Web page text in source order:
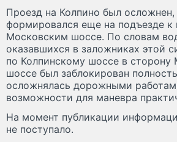
Проезд на Колпино был осложнен,
формировался еще на подъезде к
Московским шоссе. По словам
оказавшихся в заложниках этой
по Колпинскому шоссе в сторону
шоссе был заблокирован
осложнялась дорожными
возможности для маневра
На момент публикации
не поступало.